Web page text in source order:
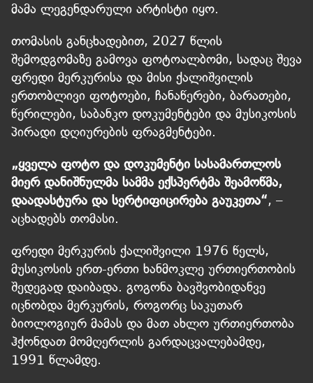
მამა ლეგენდარული არტისტი იყო.
თომასის განცხადებით, 2027 წლის
შემოდგომაზე გამოვა ფოტოალბომი, სადაც შევა
ფრედი მერკურისა და მისი ქალიშვილის
ერთობლივი ფოტოები, ჩანაწერები, ბარათები,
წერილები, საბანკო დოკუმენტები და მუსიკოსის
პირადი დღიურების ფრაგმენტები.
„ყველა ფოტო და დოკუმენტი სასამართლოს
მიერ დანიშნულმა სამმა ექსპერტმა შეამოწმა,
დაადასტურა და სერტიფიცირება გაუკეთა“, –
აცხადებს თომასი.
ფრედი მერკურის ქალიშვილი 1976 წელს,
მუსიკოსის ერთ-ერთი ხანმოკლე ურთიერთობის
შედეგად დაიბადა. გოგონა ბავშვობიდანვე
იცნობდა მერკურის, როგორც საკუთარ
ბიოლოგიურ მამას და მათ ახლო ურთიერთობა
ჰქონდათ მომღერლის გარდაცვალებამდე,
1991 წლამდე.